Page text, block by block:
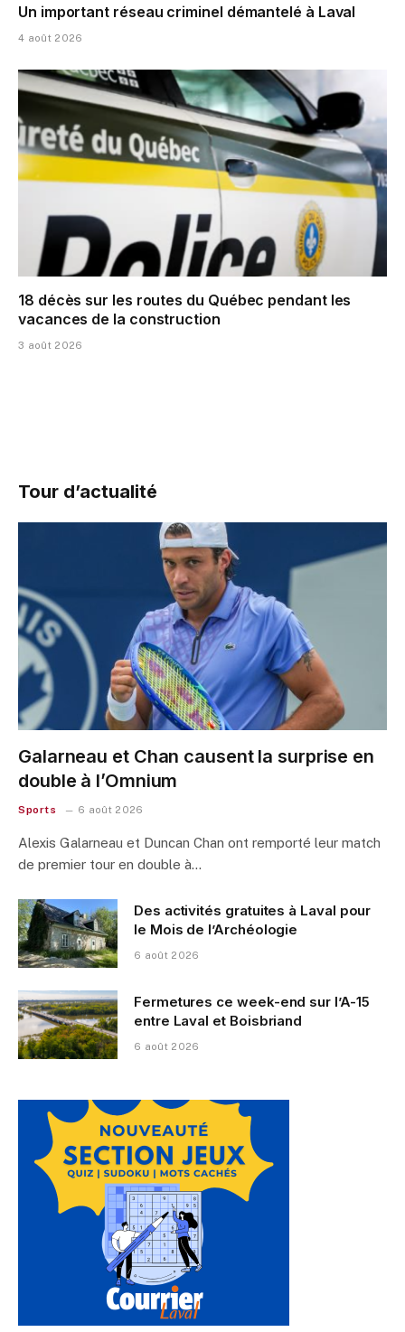
Un important réseau criminel démantelé à Laval
4 août 2026
18 décès sur les routes du Québec pendant les
vacances de la construction
3 août 2026
Tour d’actualité
Galarneau et Chan causent la surprise en
double à l’Omnium
Sports 6 août 2026
Alexis Galarneau et Duncan Chan ont remporté leur match
de premier tour en double à…
Des activités gratuites à Laval pour
le Mois de l’Archéologie
6 août 2026
Fermetures ce week-end sur l’A-15
entre Laval et Boisbriand
6 août 2026